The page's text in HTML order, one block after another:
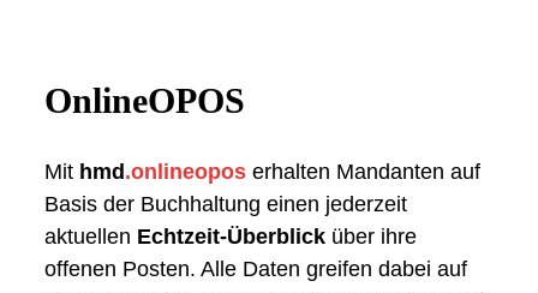
OnlineOPOS
Mit hmd .onlineopos erhalten Mandanten auf
Basis der Buchhaltung einen jederzeit
aktuellen Echtzeit-Überblick über ihre
offenen Posten. Alle Daten greifen dabei auf